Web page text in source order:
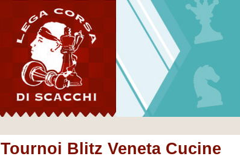
Tournoi Blitz Veneta Cucine